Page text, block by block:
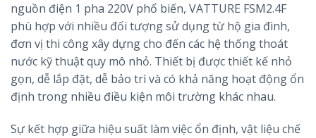
nguồn điện 1 pha 220V phổ biến, VATTURE FSM2.4F
phù hợp với nhiều đối tượng sử dụng từ hộ gia đình,
đơn vị thi công xây dựng cho đến các hệ thống thoát
nước kỹ thuật quy mô nhỏ. Thiết bị được thiết kế nhỏ
gọn, dễ lắp đặt, dễ bảo trì và có khả năng hoạt động ổn
định trong nhiều điều kiện môi trường khác nhau.
Sự kết hợp giữa hiệu suất làm việc ổn định, vật liệu chế